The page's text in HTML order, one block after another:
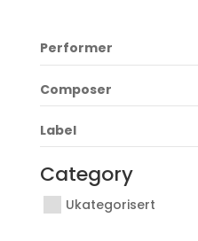
Performer
Composer
Label
Category
Ukategorisert